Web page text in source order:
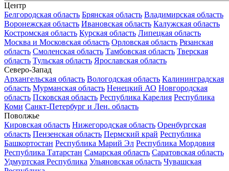
Центр
Белгородская область Брянская область Владимирская область
Воронежская область Ивановская область Калужская область
Костромская область Курская область Липецкая область
Москва и Московская область Орловская область Рязанская
область Смоленская область Тамбовская область Тверская
область Тульская область Ярославская область
Северо-Запад
Архангельская область Вологодская область Калининградская
область Мурманская область Ненецкий АО Новгородская
область Псковская область Республика Карелия Республика
Коми Санкт-Петербург и Лен. область
Поволжье
Кировская область Нижегородская область Оренбургская
область Пензенская область Пермский край Республика
Башкортостан Республика Марий Эл Республика Мордовия
Республика Татарстан Самарская область Саратовская область
Удмуртская Республика Ульяновская область Чувашская